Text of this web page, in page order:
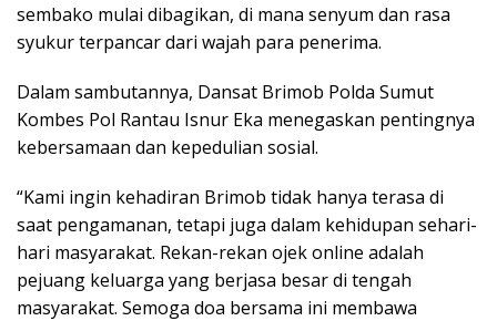
sembako mulai dibagikan, di mana senyum dan rasa
syukur terpancar dari wajah para penerima.
Dalam sambutannya, Dansat Brimob Polda Sumut
Kombes Pol Rantau Isnur Eka menegaskan pentingnya
kebersamaan dan kepedulian sosial.
“Kami ingin kehadiran Brimob tidak hanya terasa di
saat pengamanan, tetapi juga dalam kehidupan sehari-
hari masyarakat. Rekan-rekan ojek online adalah
pejuang keluarga yang berjasa besar di tengah
masyarakat. Semoga doa bersama ini membawa